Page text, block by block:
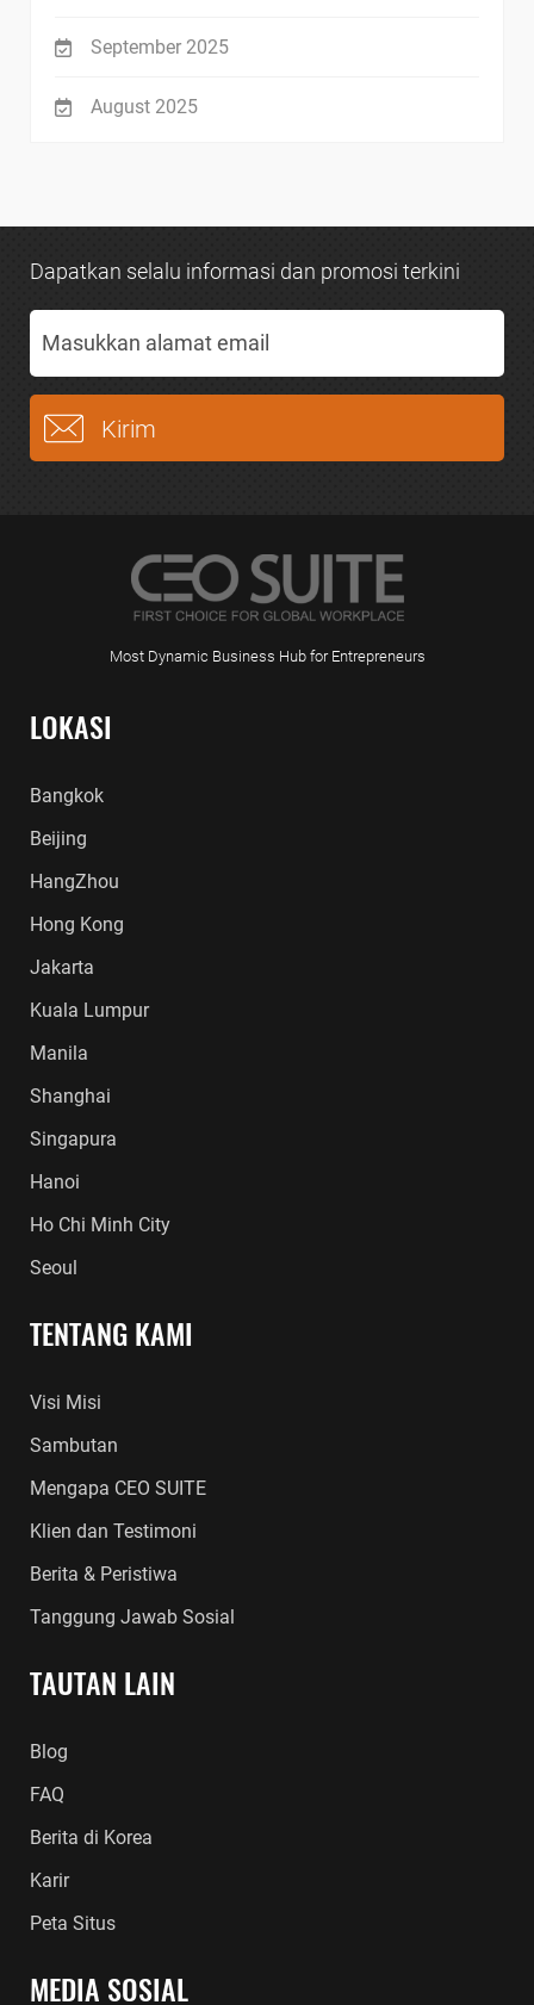
September 2025
August 2025
Dapatkan selalu informasi dan promosi terkini
Most Dynamic Business Hub for Entrepreneurs
LOKASI
Bangkok
Beijing
HangZhou
Hong Kong
Jakarta
Kuala Lumpur
Manila
Shanghai
Singapura
Hanoi
Ho Chi Minh City
Seoul
TENTANG KAMI
Visi Misi
Sambutan
Mengapa CEO SUITE
Klien dan Testimoni
Berita & Peristiwa
Tanggung Jawab Sosial
TAUTAN LAIN
Blog
FAQ
Berita di Korea
Karir
Peta Situs
MEDIA SOSIAL